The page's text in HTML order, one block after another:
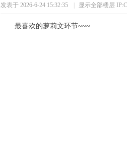
发表于 2026-6-24 15:32:35 显示全部楼层
最喜欢的萝莉文环节~~~